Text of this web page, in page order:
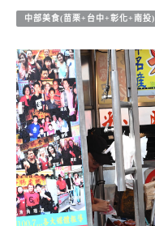
中部美食(苗栗+台中+彰化+南投)